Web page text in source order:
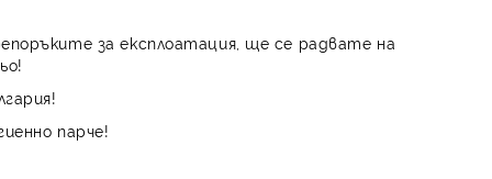
за експлоатация, ще се радвате на
парче!